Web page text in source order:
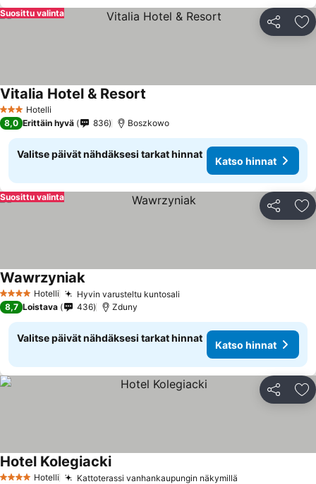
Jaa
Suosittu valinta
3 Tähtiluokitus
Hotelli
Vitalia Hotel & Resort
8,0 Erittäin hyvä 836 Boszkowo
Valitse päivät nähdäksesi tarkat hinnat
Katso hinnat
Jaa
Suosittu valinta
4 Tähtiluokitus
Hotelli Hyvin varusteltu kuntosali
Wawrzyniak
8,7 Loistava 436 Zduny
Valitse päivät nähdäksesi tarkat hinnat
Katso hinnat
Jaa
4 Tähtiluokitus
Hotelli Kattoterassi vanhankaupungin näkymillä
Hotel Kolegiacki